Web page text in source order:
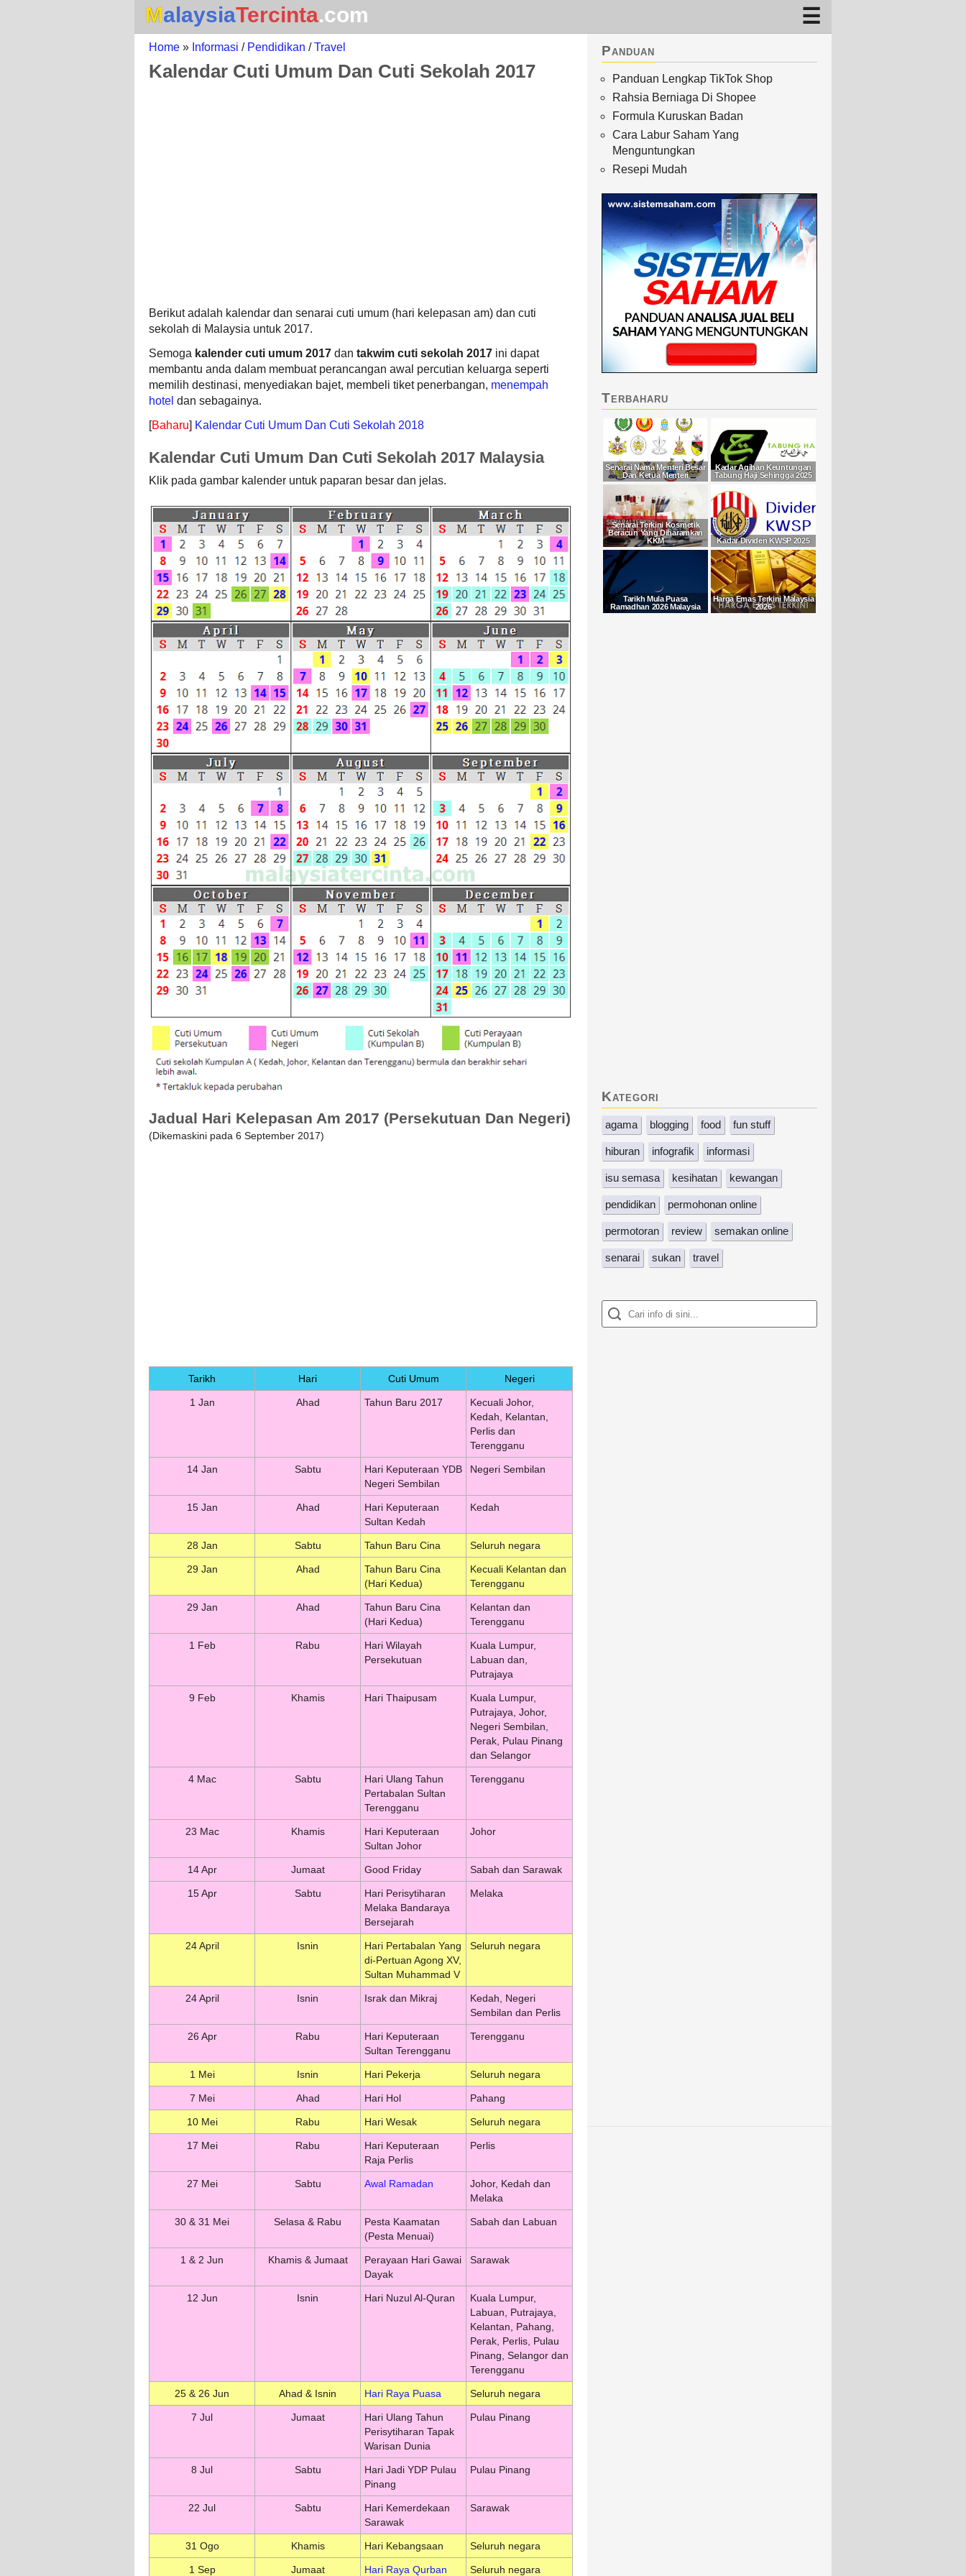
MalaysiaTercinta.com
Home » Informasi / Pendidikan /Travel
Kalendar Cuti Umum Dan Cuti Sekolah 2017
Berikut adalah kalendar dan senarai cuti umum (hari kelepasan am) dan cuti
sekolah di Malaysia untuk 2017.
Semoga kalender cuti umum 2017 dan takwim cuti sekolah 2017 ini dapat
membantu anda dalam membuat perancangan awal percutian keluarga seperti
memilih destinasi, menyediakan bajet, membeli tiket penerbangan, menempah
hotel dan sebagainya.
[Baharu] Kalendar Cuti Umum Dan Cuti Sekolah 2018
Kalendar Cuti Umum Dan Cuti Sekolah 2017 Malaysia
Klik pada gambar kalender untuk paparan besar dan jelas.
Jadual Hari Kelepasan Am 2017 (Persekutuan Dan Negeri)
(Dikemaskini pada 6 September 2017)
Tarikh Hari Cuti Umum Negeri
1 Jan Ahad Tahun Baru 2017
Kecuali Johor,
Kedah, Kelantan,
Perlis dan
Terengganu
14 Jan Sabtu
Hari Keputeraan YDB
Negeri Sembilan
Negeri Sembilan
15 Jan Ahad
Hari Keputeraan
Sultan Kedah
Kedah
28 Jan Sabtu Tahun Baru Cina Seluruh negara
29 Jan Ahad
Tahun Baru Cina
(Hari Kedua)
Kecuali Kelantan dan
Terengganu
29 Jan Ahad
Tahun Baru Cina
(Hari Kedua)
Kelantan dan
Terengganu
1 Feb Rabu
Hari Wilayah
Persekutuan
Kuala Lumpur,
Labuan dan,
Putrajaya
9 Feb Khamis Hari Thaipusam
Kuala Lumpur,
Putrajaya, Johor,
Negeri Sembilan,
Perak, Pulau Pinang
dan Selangor
4 Mac Sabtu
Hari Ulang Tahun
Pertabalan Sultan
Terengganu
Terengganu
23 Mac Khamis
Hari Keputeraan
Sultan Johor
Johor
14 Apr Jumaat Good Friday Sabah dan Sarawak
15 Apr Sabtu
Hari Perisytiharan
Melaka Bandaraya
Bersejarah
Melaka
24 April Isnin
Hari Pertabalan Yang
di-Pertuan Agong XV,
Sultan Muhammad V
Seluruh negara
24 April Isnin Israk dan Mikraj
Kedah, Negeri
Sembilan dan Perlis
26 Apr Rabu
Hari Keputeraan
Sultan Terengganu
Terengganu
1 Mei Isnin Hari Pekerja Seluruh negara
7 Mei Ahad Hari Hol Pahang
10 Mei Rabu Hari Wesak Seluruh negara
17 Mei Rabu
Hari Keputeraan
Raja Perlis
Perlis
27 Mei Sabtu Awal Ramadan
Johor, Kedah dan
Melaka
30 & 31 Mei Selasa & Rabu
Pesta Kaamatan
(Pesta Menuai)
Sabah dan Labuan
1 & 2 Jun Khamis & Jumaat
Perayaan Hari Gawai
Dayak
Sarawak
12 Jun Isnin Hari Nuzul Al-Quran
Kuala Lumpur,
Labuan, Putrajaya,
Kelantan, Pahang,
Perak, Perlis, Pulau
Pinang, Selangor dan
Terengganu
25 & 26 Jun Ahad & Isnin Hari Raya Puasa Seluruh negara
7 Jul Jumaat
Hari Ulang Tahun
Perisytiharan Tapak
Warisan Dunia
Pulau Pinang
8 Jul Sabtu
Hari Jadi YDP Pulau
Pinang
Pulau Pinang
22 Jul Sabtu
Hari Kemerdekaan
Sarawak
Sarawak
31 Ogo Khamis Hari Kebangsaan Seluruh negara
1 Sep Jumaat Hari Raya Qurban Seluruh negara
Panduan
Panduan Lengkap TikTok Shop
Rahsia Berniaga Di Shopee
Formula Kuruskan Badan
Cara Labur Saham Yang
Menguntungkan
Resepi Mudah
Terbaharu
Senarai Nama Menteri Besar
Dan Ketua Menteri
Kadar Agihan Keuntungan
Tabung Haji Sehingga 2025
Senarai Terkini Kosmetik
Beracun Yang Diharamkan
KKM
Kadar Dividen KWSP 2025
Tarikh Mula Puasa
Ramadhan 2026 Malaysia
Harga Emas Terkini Malaysia
2026
Kategori
agama blogging food fun stuff
hiburan infografik informasi
isu semasa kesihatan kewangan
pendidikan permohonan online
permotoran review semakan online
senarai sukan travel